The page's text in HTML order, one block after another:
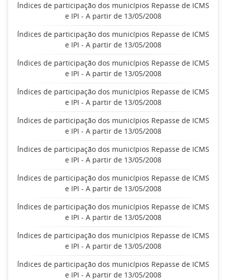
Índices de participação dos municípios Repasse de ICMS
e IPI - A partir de 13/05/2008
Índices de participação dos municípios Repasse de ICMS
e IPI - A partir de 13/05/2008
Índices de participação dos municípios Repasse de ICMS
e IPI - A partir de 13/05/2008
Índices de participação dos municípios Repasse de ICMS
e IPI - A partir de 13/05/2008
Índices de participação dos municípios Repasse de ICMS
e IPI - A partir de 13/05/2008
Índices de participação dos municípios Repasse de ICMS
e IPI - A partir de 13/05/2008
Índices de participação dos municípios Repasse de ICMS
e IPI - A partir de 13/05/2008
Índices de participação dos municípios Repasse de ICMS
e IPI - A partir de 13/05/2008
Índices de participação dos municípios Repasse de ICMS
e IPI - A partir de 13/05/2008
Índices de participação dos municípios Repasse de ICMS
e IPI - A partir de 13/05/2008